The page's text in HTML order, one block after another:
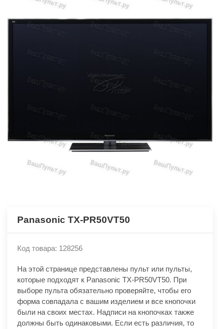
Panasonic TX-PR50VT50
Код товара: 128256
На этой странице представлены пульт или пульты,
которые подходят к Panasonic TX-PR50VT50. При
выборе пульта обязательно проверяйте, чтобы его
форма совпадала с вашим изделием и все кнопочки
были на своих местах. Надписи на кнопочках также
должны быть одинаковыми. Если есть различия, то